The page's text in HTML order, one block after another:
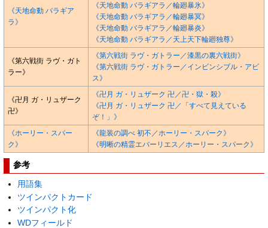
《天地命動 バラギア
ラ》
《天地命動 バラギアラ／輪廻暴氷》
《天地命動 バラギアラ／輪廻暴冥》
《天地命動 バラギアラ／輪廻暴炎》
《天地命動 バラギアラ／天上天下輪廻独尊》
《第六戦街 ラヴ・ガト
ラー》
《第六戦街 ラヴ・ガトラー／漆黒の裏六戦街》
《第六戦街 ラヴ・ガトラー／インビンシブル・アビ
ス》
《卍月 ガ・リュザーク
卍》
《卍月 ガ・リュザーク 卍／卍・獄・殺》
《卍月 ガ・リュザーク 卍／「すべて見えている
ぞ！」》
《ホーリー・スパー
ク》
《龍装の調べ 初不／ホーリー・スパーク》
《明晰の精霊エバーリエス／ホーリー・スパーク》
参考
用語集
ツインパクトカード
ツインパクト化
WDフィールド